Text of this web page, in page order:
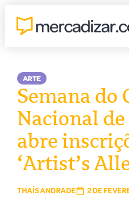
ARTE
Semana do
Nacional
abre
‘Artist’s
THAÍS ANDRADE 2 DE